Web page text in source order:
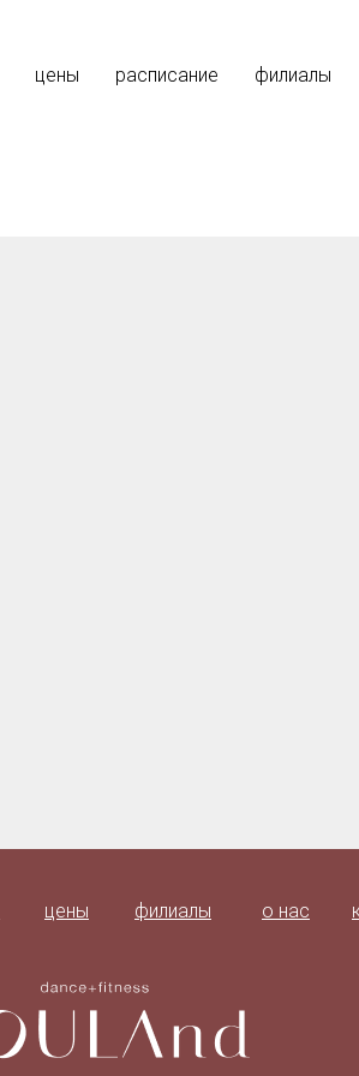
цены расписание филиалы
цены филиалы о нас